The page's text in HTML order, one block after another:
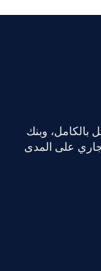
وبنك
على المدى